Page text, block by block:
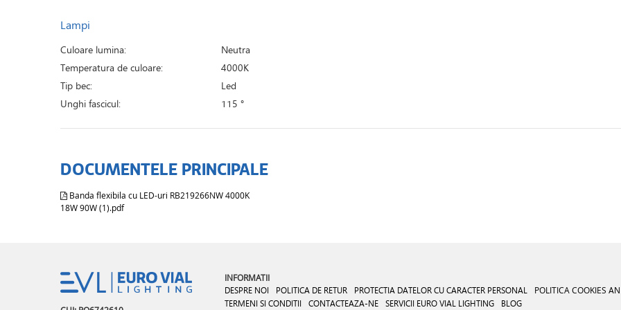
Lampi
Culoare lumina:
Neutra
Temperatura de culoare:
4000K
Tip bec:
Led
Unghi fascicul:
115 °
DOCUMENTELE PRINCIPALE
Banda flexibila cu LED-uri RB219266NW 4000K
18W 90W (1).pdf
INFORMATII
DESPRE NOI POLITICA DE RETUR PROTECTIA DATELOR CU CARACTER PERSONAL POLITICA COOKIES
TERMENI SI CONDITII
CONTACTEAZA-NE SERVICII EURO VIAL LIGHTING BLOG